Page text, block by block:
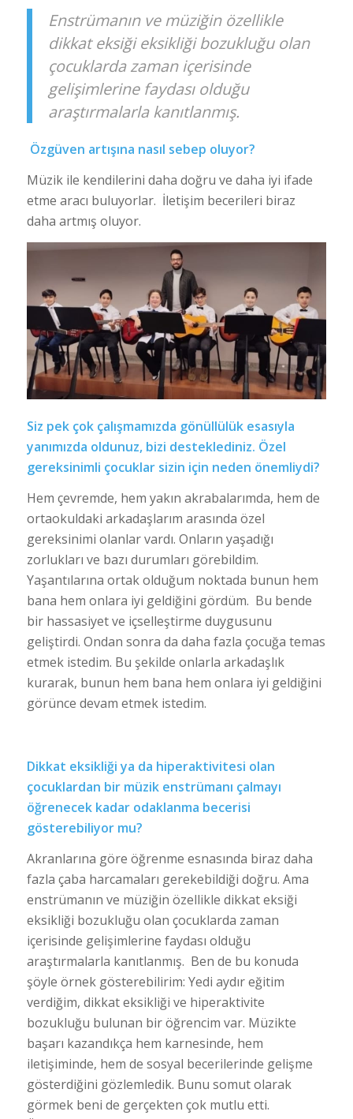
Enstrümanın ve müziğin özellikle
dikkat eksiği eksikliği bozukluğu olan
çocuklarda zaman içerisinde
gelişimlerine faydası olduğu
araştırmalarla kanıtlanmış.
Özgüven artışına nasıl sebep oluyor?
Müzik ile kendilerini daha doğru ve daha iyi ifade
etme aracı buluyorlar. İletişim becerileri biraz
daha artmış oluyor.
Siz pek çok çalışmamızda gönüllülük esasıyla
yanımızda oldunuz, bizi desteklediniz. Özel
gereksinimli çocuklar sizin için neden önemliydi?
Hem çevremde, hem yakın akrabalarımda, hem de
ortaokuldaki arkadaşlarım arasında özel
gereksinimi olanlar vardı. Onların yaşadığı
zorlukları ve bazı durumları görebildim.
Yaşantılarına ortak olduğum noktada bunun hem
bana hem onlara iyi geldiğini gördüm. Bu bende
bir hassasiyet ve içselleştirme duygusunu
geliştirdi. Ondan sonra da daha fazla çocuğa temas
etmek istedim. Bu şekilde onlarla arkadaşlık
kurarak, bunun hem bana hem onlara iyi geldiğini
görünce devam etmek istedim.
Dikkat eksikliği ya da hiperaktivitesi olan
çocuklardan bir müzik enstrümanı çalmayı
öğrenecek kadar odaklanma becerisi
gösterebiliyor mu?
Akranlarına göre öğrenme esnasında biraz daha
fazla çaba harcamaları gerekebildiği doğru. Ama
enstrümanın ve müziğin özellikle dikkat eksiği
eksikliği bozukluğu olan çocuklarda zaman
içerisinde gelişimlerine faydası olduğu
araştırmalarla kanıtlanmış. Ben de bu konuda
şöyle örnek gösterebilirim: Yedi aydır eğitim
verdiğim, dikkat eksikliği ve hiperaktivite
bozukluğu bulunan bir öğrencim var. Müzikte
başarı kazandıkça hem karnesinde, hem
iletişiminde, hem de sosyal becerilerinde gelişme
gösterdiğini gözlemledik. Bunu somut olarak
görmek beni de gerçekten çok mutlu etti.